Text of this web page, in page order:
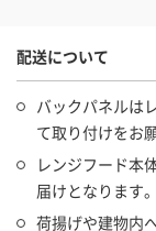
配送について
バックパネルは
て取り付けをお
レンジフード本
届けとなります。
荷揚げや建物内